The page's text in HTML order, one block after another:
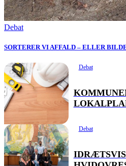
Debat
SORTERER VI AFFALD – ELLER
Debat
Debat